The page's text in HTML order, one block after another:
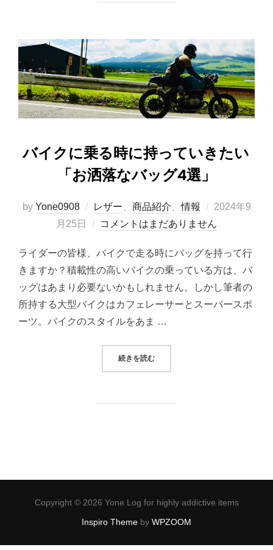
バイクに乗る時に持っていきたい
「お洒落なバッグ4選」
by Yone0908 レザー 商品紹介 、情報
投
稿
2024年9
月25日
コメントはまだありません
ライダーの皆様、バイクで走る時にバッグを持って行
きますか？積載性の高いバイクの乗っている方は、バ
ッグはあまり必要ないかもしれません。しかし筆者の
所持する大型バイクはカフェレーサーとスーパースポ
ーツ。バイクのスタイルをあま …
続きを読む“バイクに乗る時に持っていきたい
Copyright © 2026 Yone Log for highly addictive items
Inspiro Theme by WPZOOM